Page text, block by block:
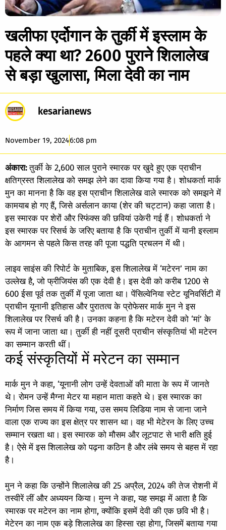
खलीफा एर्दोगान के तुर्की में इस्‍लाम के
पहले क्‍या था? 2600 पुराने शिलालेख
से बड़ा खुलासा, मिला देवी का नाम
kesarianews
November 19, 20246:08 pm
अंकारा:तुर्की के 2,600 साल पुराने स्मारक पर खुदे हुए एक प्राचीन
क्षतिग्रस्त शिलालेख को समझ लेने का दावा किया गया है। शोधकर्ता मार्क
मुन का मानना है कि वह इस प्राचीन शिलालेख वाले स्मारक को समझने में
कामयाब हो गए हैं, जिसे अर्सलान काया (शेर की चट्टान) कहा जाता है।
इस स्मारक पर शेरों और स्फिंक्स की छवियां उकेरी गई हैं। शोधकर्ता ने
इस स्मारक पर रिसर्च के जरिए बताया है कि प्राचीन तुर्की में यानी इस्लाम
के आगमन से पहले किस तरह की पूजा पद्धति प्रचलन में थी।
लाइव साइंस की रिपोर्ट के मुताबिक, इस शिलालेख में ‘मटेरन’ नाम का
उल्लेख है, जो फ्रीजियंस की एक देवी है। इस देवी को करीब 1200 से
600 ईसा पूर्व तक तुर्की में पूजा जाता था। पेंसिल्वेनिया स्टेट यूनिवर्सिटी में
प्राचीन यूनानी इतिहास और पुरातत्व के प्रोफेसर मार्क मुन ने इस
शिलालेख पर रिसर्च की है। उनका कहना है कि मटेरन देवी को ‘मां’ के
रूप में जाना जाता था। तुर्की ही नहीं दूसरी प्राचीन संस्कृतियां भी मटेरन
का सम्मान करती थीं।
कई संस्कृतियों में मरेटन का सम्मान
मार्क मुन ने कहा, ‘यूनानी लोग उन्हें देवताओं की माता के रूप में जानते
थे। रोमन उन्हें मैग्ना मेटर या महान माता कहते थे। इस स्मारक का
निर्माण जिस समय में किया गया, उस समय लिडिया नाम से जाना जाने
वाला एक राज्य का इस क्षेत्र पर शासन था। वह भी मेटेरन के लिए उच्च
सम्मान रखता था। इस स्मारक को मौसम और लूटपाट से भारी क्षति हुई
है। ऐसे में इस शिलालेख को पढ़ना कठिन है और लंबे समय से बहस में रहा
है।
मुन ने कहा कि उन्होंने शिलालेख की 25 अप्रैल, 2024 की तेज रोशनी में
तस्वीरें लीं और अध्ययन किया। मुन्न ने कहा, यह समझ में आता है कि
स्मारक पर मटेरन का नाम होगा, क्योंकि इसमें देवी की एक छवि भी है।
मेटेरन का नाम एक बड़े शिलालेख का हिस्सा रहा होगा, जिसमें बताया गया